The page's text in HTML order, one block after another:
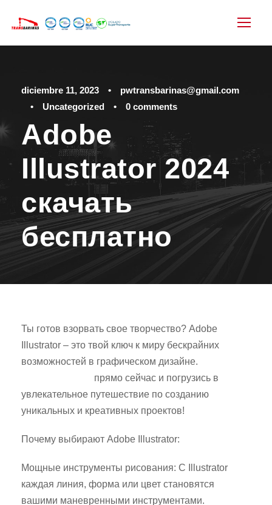
diciembre 11, 2023 •
pwtransbarinas@gmail.com
•
Uncategorized • 0 comments
Adobe
Illustrator 2024
скачать
бесплатно
Ты готов взорвать свое творчество? Adobe
Illustrator – это твой ключ к миру бескрайних
возможностей в графическом дизайне.
прямо сейчас и погрузись в
увлекательное путешествие по созданию
уникальных и креативных проектов!
Почему выбирают Adobe Illustrator:
Мощные инструменты рисования: С Illustrator
каждая линия, форма или цвет становятся
вашими маневренными инструментами.